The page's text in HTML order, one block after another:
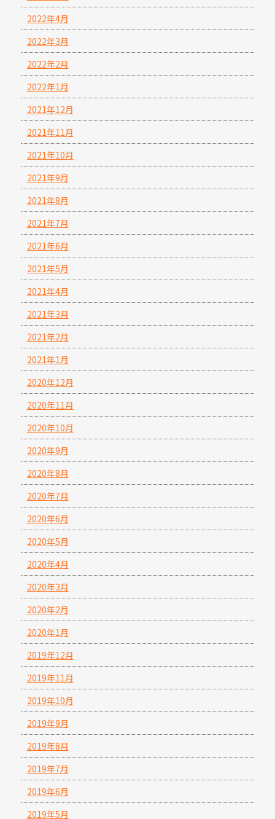
2022年4月
2022年3月
2022年2月
2022年1月
2021年12月
2021年11月
2021年10月
2021年9月
2021年8月
2021年7月
2021年6月
2021年5月
2021年4月
2021年3月
2021年2月
2021年1月
2020年12月
2020年11月
2020年10月
2020年9月
2020年8月
2020年7月
2020年6月
2020年5月
2020年4月
2020年3月
2020年2月
2020年1月
2019年12月
2019年11月
2019年10月
2019年9月
2019年8月
2019年7月
2019年6月
2019年5月